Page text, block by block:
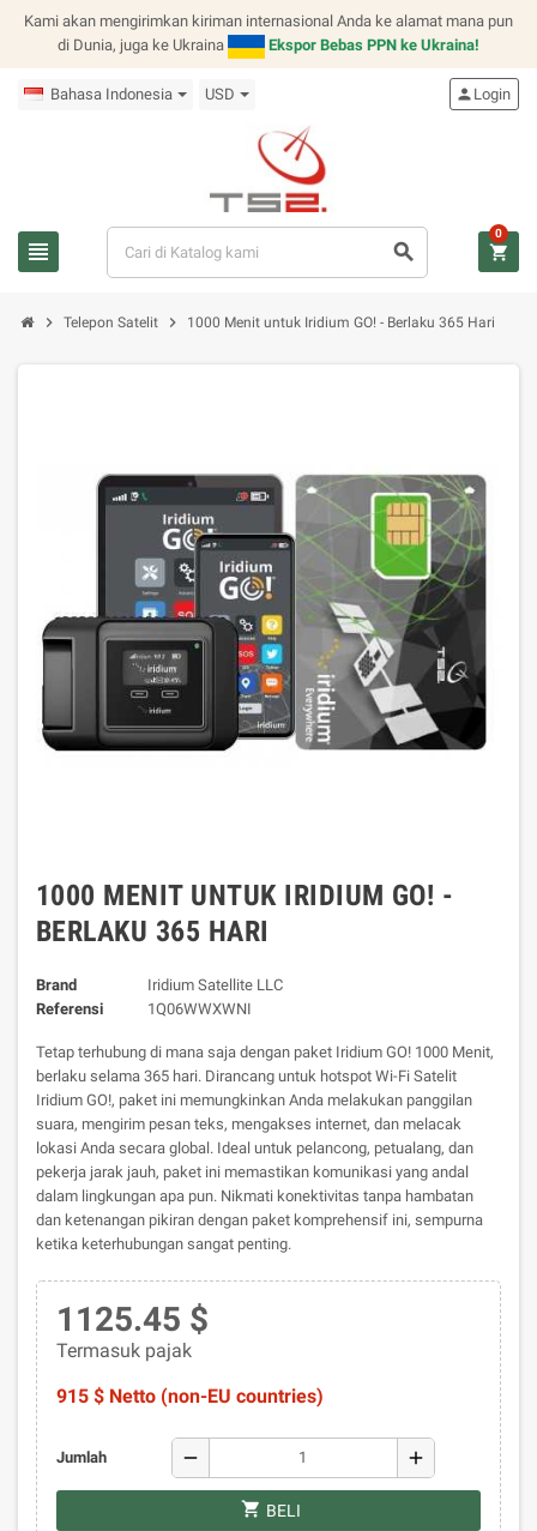
Kami akan mengirimkan kiriman internasional Anda ke alamat mana pun
di Dunia, juga ke Ukraina
Ekspor Bebas PPN ke Ukraina!
Bahasa Indonesia USD
view_headline search
person Login
shopping_cart
0
chevron_right Telepon Satelit chevron_right 1000 Menit untuk Iridium GO! - Berlaku 365 Hari
1000 MENIT UNTUK IRIDIUM GO! -
BERLAKU 365 HARI
Brand
Iridium Satellite LLC
Referensi
1Q06WWXWNI
Tetap terhubung di mana saja dengan paket Iridium GO! 1000 Menit,
berlaku selama 365 hari. Dirancang untuk hotspot Wi-Fi Satelit
Iridium GO!, paket ini memungkinkan Anda melakukan panggilan
suara, mengirim pesan teks, mengakses internet, dan melacak
lokasi Anda secara global. Ideal untuk pelancong, petualang, dan
pekerja jarak jauh, paket ini memastikan komunikasi yang andal
dalam lingkungan apa pun. Nikmati konektivitas tanpa hambatan
dan ketenangan pikiran dengan paket komprehensif ini, sempurna
ketika keterhubungan sangat penting.
1125.45 $
Termasuk pajak
915 $ Netto (non-EU countries)
Jumlah remove add
shopping_cart BELI